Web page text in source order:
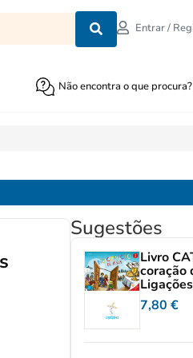
Entrar /
Não encontra o que procura?
Sugestões
Livro
coração
7,80 €